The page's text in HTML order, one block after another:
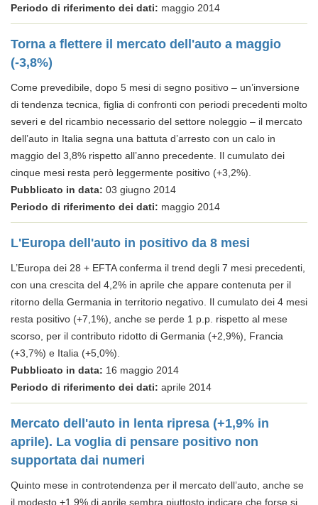
Periodo di riferimento dei dati: maggio 2014
Torna a flettere il mercato dell'auto a maggio
(-3,8%)
Come prevedibile, dopo 5 mesi di segno positivo – un’inversione
di tendenza tecnica, figlia di confronti con periodi precedenti molto
severi e del ricambio necessario del settore noleggio – il mercato
dell’auto in Italia segna una battuta d’arresto con un calo in
maggio del 3,8% rispetto all’anno precedente. Il cumulato dei
cinque mesi resta però leggermente positivo (+3,2%).
Pubblicato in data: 03 giugno 2014
Periodo di riferimento dei dati: maggio 2014
L'Europa dell'auto in positivo da 8 mesi
L’Europa dei 28 + EFTA conferma il trend degli 7 mesi precedenti,
con una crescita del 4,2% in aprile che appare contenuta per il
ritorno della Germania in territorio negativo. Il cumulato dei 4 mesi
resta positivo (+7,1%), anche se perde 1 p.p. rispetto al mese
scorso, per il contributo ridotto di Germania (+2,9%), Francia
(+3,7%) e Italia (+5,0%).
Pubblicato in data: 16 maggio 2014
Periodo di riferimento dei dati: aprile 2014
Mercato dell'auto in lenta ripresa (+1,9% in
aprile). La voglia di pensare positivo non
supportata dai numeri
Quinto mese in controtendenza per il mercato dell’auto, anche se
il modesto +1,9% di aprile sembra piuttosto indicare che forse si